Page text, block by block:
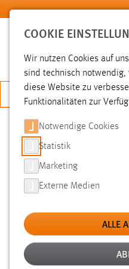
Zum Hauptinhalt springen
JETZT
Hochschule Aktuelles News
ERFOLG FÜR DIE
AUSZEICHNUNG
JAHRES 2017“
18.01.2018
COOKIE
Wir nutzen Cookies auf
sind technisch notwendig,
diese Website zu
Funktionalitäten zur
Notwendige Cookies
Statistik
Marketing
Externe Medien
ALLE